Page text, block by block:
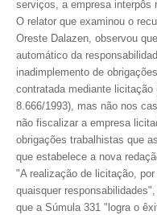
CONTRIBUIÇÕES
CONTRIBUIÇÃO
CONTRIBUIÇÃO
CONTRIBUIÇÃO SINDICAL
REVISÃO DE
FGTS EXPURGOS
serviços, a empresa interpôs
O relator que examinou o
Oreste Dalazen, observou
automático da
inadimplemento de
contratada mediante licitação
8.666/1993), mas não nos
não fiscalizar a empresa
obrigações trabalhistas que
que estabelece a nova
"A realização de licitação,
quaisquer
que a Súmula 331 "logra o